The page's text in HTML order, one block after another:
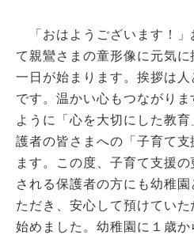
「おはようございます！」
て親鸞さまの童形像に元気
一日が始まります。挨拶は
です。温かい心もつながり
ように「心を大切にした教
護者の皆さまへの「子育て
ます。この度、子育て支援
される保護者の方にも幼稚
ただき、安心して預けてい
始めました。幼稚園に１歳